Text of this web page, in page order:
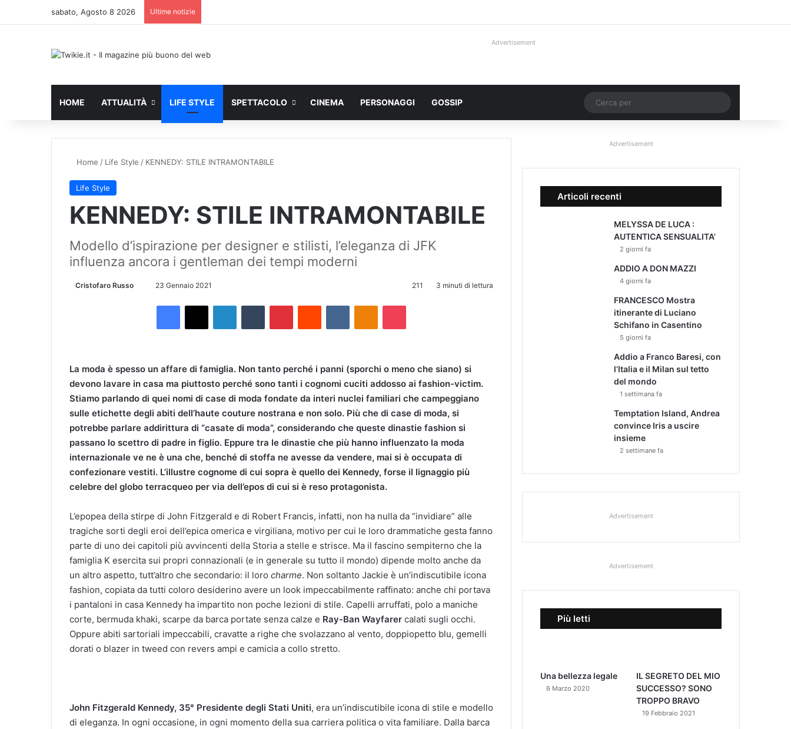
sabato, Agosto 8 2026 Ultime notizie
Advertisement
HOME ATTUALITÀ LIFE STYLE SPETTACOLO CINEMA PERSONAGGI GOSSIP Un articolo a caso
per
Home / Life Style / KENNEDY: STILE INTRAMONTABILE
Life Style
KENNEDY: STILE INTRAMONTABILE
Modello d’ispirazione per designer e stilisti, l’eleganza di JFK
influenza ancora i gentleman dei tempi moderni
Cristofaro Russo
n
'
e
m
a
i
l
23 Gennaio 2021 211 3 minuti di lettura
La moda è spesso un affare di famiglia. Non tanto perché i panni (sporchi o meno che siano) si
devono lavare in casa ma piuttosto perché sono tanti i cognomi cuciti addosso ai fashion-victim.
Stiamo parlando di quei nomi di case di moda fondate da interi nuclei familiari che campeggiano
sulle etichette degli abiti dell’haute couture nostrana e non solo. Più che di case di moda, si
potrebbe parlare addirittura di “casate di moda”, considerando che queste dinastie fashion si
passano lo scettro di padre in figlio. Eppure tra le dinastie che più hanno influenzato la moda
internazionale ve ne è una che, benché di stoffa ne avesse da vendere, mai si è occupata di
confezionare vestiti. L’illustre cognome di cui sopra è quello dei Kennedy, forse il lignaggio più
celebre del globo terracqueo per via dell’epos di cui si è reso protagonista.
L’epopea della stirpe di John Fitzgerald e di Robert Francis, infatti, non ha nulla da “invidiare” alle
tragiche sorti degli eroi dell’epica omerica e virgiliana, motivo per cui le loro drammatiche gesta fanno
parte di uno dei capitoli più avvincenti della Storia a stelle e strisce. Ma il fascino sempiterno che la
famiglia K esercita sui propri connazionali (e in generale su tutto il mondo) dipende molto anche da
un altro aspetto, tutt’altro che secondario: il loro charme. Non soltanto Jackie è un’indiscutibile icona
fashion, copiata da tutti coloro desiderino avere un look impeccabilmente raffinato: anche chi portava
i pantaloni in casa Kennedy ha impartito non poche lezioni di stile. Capelli arruffati, polo a maniche
corte, bermuda khaki, scarpe da barca portate senza calze e Ray-Ban Wayfarer calati sugli occhi.
Oppure abiti sartoriali impeccabili, cravatte a righe che svolazzano al vento, doppiopetto blu, gemelli
dorati o blazer in tweed con revers ampi e camicia a collo stretto.
John Fitzgerald Kennedy, 35° Presidente degli Stati Uniti, era un’indiscutibile icona di stile e modello
di eleganza. In ogni occasione, in ogni momento della sua carriera politica o vita familiare. Dalla barca
Advertisement
Articoli recenti
MELYSSA DE LUCA :
AUTENTICA SENSUALITA’
2 giorni fa
ADDIO A DON MAZZI
4 giorni fa
FRANCESCO Mostra
itinerante di Luciano
Schifano in Casentino
5 giorni fa
Addio a Franco Baresi, con
l’Italia e il Milan sul tetto
del mondo
1 settimana fa
Temptation Island, Andrea
convince Iris a uscire
insieme
2 settimane fa
Advertisement
Advertisement
Più letti
Una bellezza legale
6 Marzo 2020
IL SEGRETO DEL MIO
SUCCESSO? SONO
TROPPO BRAVO
19 Febbraio 2021